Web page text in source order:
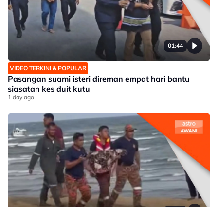
01:44
VIDEO TERKINI & POPULAR
Pasangan suami isteri direman empat hari bantu
siasatan kes duit kutu
1 day ago